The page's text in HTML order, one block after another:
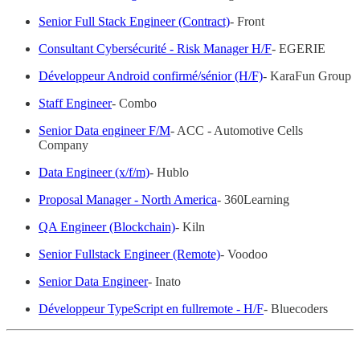
Senior Full Stack Engineer (Contract)- Front
Consultant Cybersécurité - Risk Manager H/F- EGERIE
Développeur Android confirmé/sénior (H/F)- KaraFun Group
Staff Engineer- Combo
Senior Data engineer F/M- ACC - Automotive Cells
Company
Data Engineer (x/f/m)- Hublo
Proposal Manager - North America- 360Learning
QA Engineer (Blockchain)- Kiln
Senior Fullstack Engineer (Remote)- Voodoo
Senior Data Engineer- Inato
Développeur TypeScript en fullremote - H/F- Bluecoders